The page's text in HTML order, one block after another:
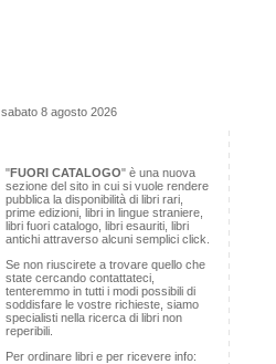
sabato 8 agosto 2026
"FUORI CATALOGO" è una nuova
sezione del sito in cui si vuole rendere
pubblica la disponibilità di libri rari,
prime edizioni, libri in lingue straniere,
libri fuori catalogo, libri esauriti, libri
antichi attraverso alcuni semplici click.
Se non riuscirete a trovare quello che
state cercando contattateci,
tenteremmo in tutti i modi possibili di
soddisfare le vostre richieste, siamo
specialisti nella ricerca di libri non
reperibili.
Per ordinare libri e per ricevere info: